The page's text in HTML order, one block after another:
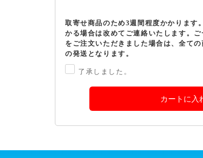
取寄せ商品のため3週間程度かかります
かる場合は改めてご連絡いたします。
をご注文いただきました場合は、全て
の発送となります。
了承しました。
カートに入